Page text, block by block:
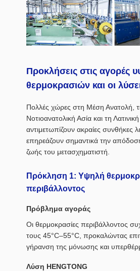
Προκλήσεις στις αγορές
θερμοκρασιών και οι
Πολλές χώρες στη Μέση Ανατολή,
Νοτιοανατολική Ασία και τη
αντιμετωπίζουν ακραίες συνθήκες
επηρεάζουν σημαντικά την
ζωής του μετασχηματιστή.
Πρόκληση 1: Υψηλή
περιβάλλοντος
Πρόβλημα αγοράς
Οι θερμοκρασίες περιβάλλοντος
τους 45°C–55°C, προκαλώντας
γήρανση της μόνωσης και
Λύση HENGTONG